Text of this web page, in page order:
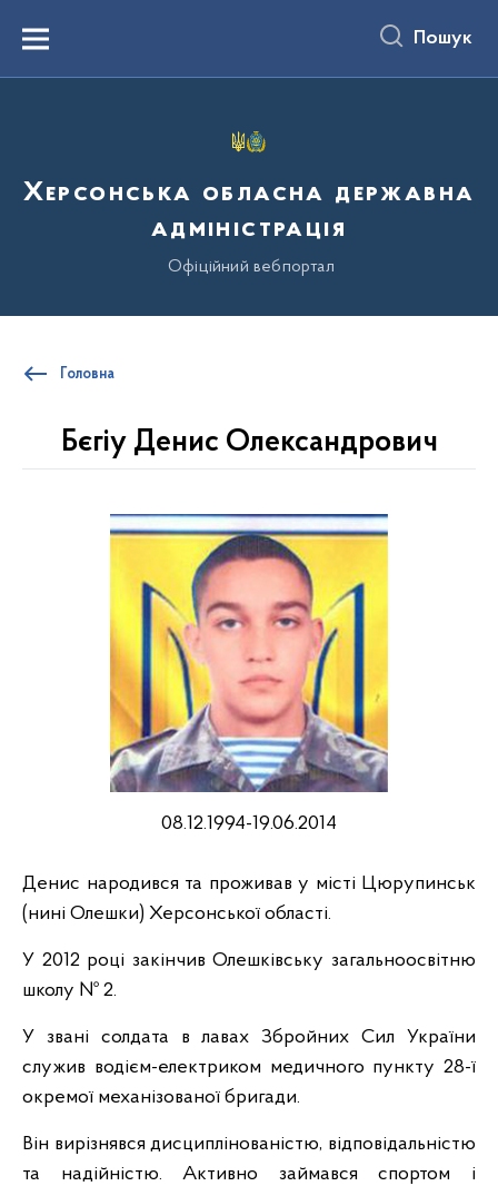
вмістуMenu Пошук
Херсонська обласна державна
адміністрація
Офіційний вебпортал
Головна
Бєгіу Денис Олександрович
08.12.1994-19.06.2014
Денис народився та проживав у місті Цюрупинськ
(нині Олешки) Херсонської області.
У 2012 році закінчив Олешківську загальноосвітню
школу № 2.
У звані солдата в лавах Збройних Сил України
служив водієм-електриком медичного пункту 28-ї
окремої механізованої бригади.
Він вирізнявся дисциплінованістю, відповідальністю
та надійністю. Активно займався спортом і